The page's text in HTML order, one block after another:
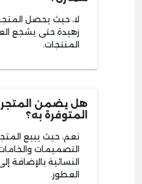
لا، حيث يحصل
زهيدة حتى يشجع
المنتجات.
هل يضمن المتجر
المتوفرة به؟
نعم، حيث يبيع
التصميمات
النسائية بالإضافة
العطور.